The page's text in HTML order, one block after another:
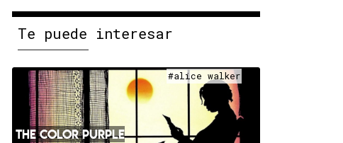
Te puede interesar
#alice walker
THE COLOR PURPLE